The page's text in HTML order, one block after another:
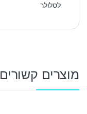
לסלולר
מוצרים קשורים